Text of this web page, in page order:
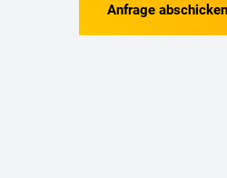
Anfrage abschicken